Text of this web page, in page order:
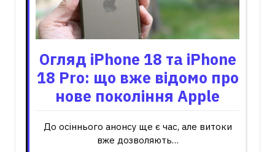
Огляд iPhone 18 та iPhone
18 Pro: що вже відомо про
нове покоління Apple
До осіннього анонсу ще є час, але витоки
вже дозволяють…